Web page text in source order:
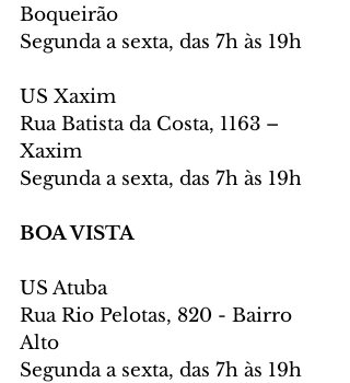
Boqueirão
Segunda a sexta, das 7h às 19h
US Xaxim
Rua Batista da Costa, 1163 –
Xaxim
Segunda a sexta, das 7h às 19h
BOA VISTA
US Atuba
Rua Rio Pelotas, 820 - Bairro
Alto
Segunda a sexta, das 7h às 19h